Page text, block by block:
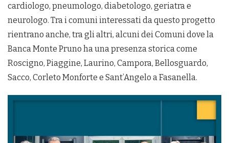
cardiologo, pneumologo, diabetologo, geriatra e
neurologo. Tra i comuni interessati da questo progetto
rientrano anche, tra gli altri, alcuni dei Comuni dove la
Banca Monte Pruno ha una presenza storica come
Roscigno, Piaggine, Laurino, Campora, Bellosguardo,
Sacco, Corleto Monforte e Sant’Angelo a Fasanella.